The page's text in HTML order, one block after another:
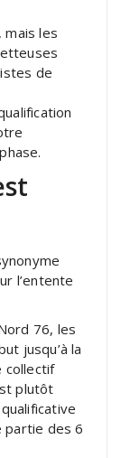
mais les
de
l’entente
76, les
jusqu’à la
collectif
plutôt
partie des 6